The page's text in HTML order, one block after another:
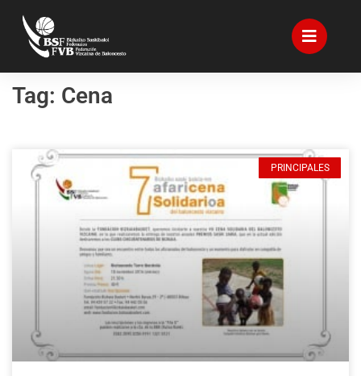
Tag: Cena
PRINCIPALES